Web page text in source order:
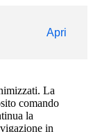
Apri
La
comando
la
in